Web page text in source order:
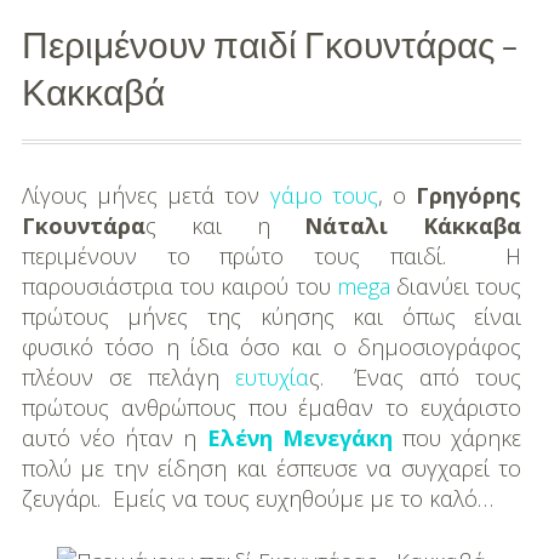
Διασκέδαση
Εκπαίδευση
Βάπτιση
Οργάνωση
Βάπτισης
Διάσημες
Βαπτίσεις
Σπίτι
Παιδικό Δωμάτιο
Deco
Περιμένουν παιδί Γκουντάρας –
Κακκαβά
Λίγους μήνες μετά τον γάμο τους, ο Γρηγόρης
Γκουντάρας και η Νάταλι Κάκκαβα
περιμένουν το πρώτο τους παιδί. Η
παρουσιάστρια του καιρού του mega διανύει τους
πρώτους μήνες της κύησης και όπως είναι
φυσικό τόσο η ίδια όσο και ο δημοσιογράφος
πλέουν σε πελάγη ευτυχίας. Ένας από τους
πρώτους ανθρώπους που έμαθαν το ευχάριστο
αυτό νέο ήταν η Ελένη Μενεγάκη που χάρηκε
πολύ με την είδηση και έσπευσε να συγχαρεί το
ζευγάρι. Εμείς να τους ευχηθούμε με το καλό…